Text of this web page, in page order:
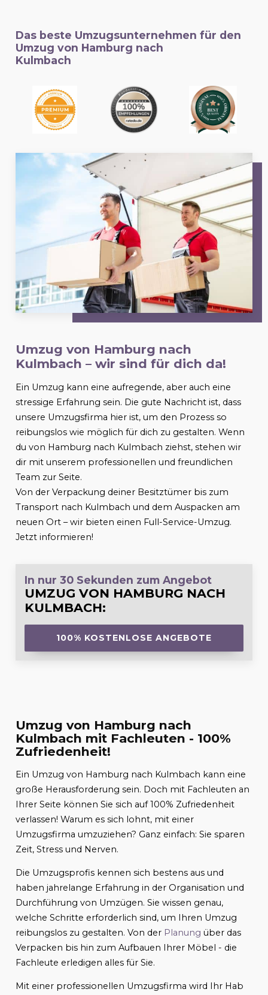
Das beste Umzugsunternehmen für den
Umzug von Hamburg nach
Kulmbach
Umzug von Hamburg nach
Kulmbach – wir sind für dich da!
Ein Umzug kann eine aufregende, aber auch eine
stressige Erfahrung sein. Die gute Nachricht ist, dass
unsere Umzugsfirma hier ist, um den Prozess so
reibungslos wie möglich für dich zu gestalten. Wenn
du von Hamburg nach Kulmbach ziehst, stehen wir
dir mit unserem professionellen und freundlichen
Team zur Seite.
Von der Verpackung deiner Besitztümer bis zum
Transport nach Kulmbach und dem Auspacken am
neuen Ort – wir bieten einen Full-Service-Umzug.
Jetzt informieren!
In nur 30 Sekunden zum Angebot
UMZUG VON HAMBURG NACH
KULMBACH:
100% KOSTENLOSE ANGEBOTE
Umzug von Hamburg nach
Kulmbach mit Fachleuten - 100%
Zufriedenheit!
Ein Umzug von Hamburg nach Kulmbach kann eine
große Herausforderung sein. Doch mit Fachleuten an
Ihrer Seite können Sie sich auf 100% Zufriedenheit
verlassen! Warum es sich lohnt, mit einer
Umzugsfirma umzuziehen? Ganz einfach: Sie sparen
Zeit, Stress und Nerven.
Die Umzugsprofis kennen sich bestens aus und
haben jahrelange Erfahrung in der Organisation und
Durchführung von Umzügen. Sie wissen genau,
welche Schritte erforderlich sind, um Ihren Umzug
reibungslos zu gestalten. Von der Planung über das
Verpacken bis hin zum Aufbauen Ihrer Möbel - die
Fachleute erledigen alles für Sie.
Mit einer professionellen Umzugsfirma wird Ihr Hab